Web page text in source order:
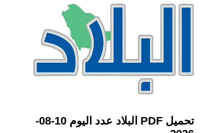
تحميل PDF البلاد عدد اليوم 10-08-